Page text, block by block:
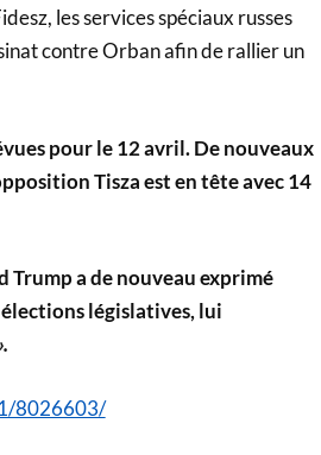
les services spéciaux russes
contre Orban afin de rallier un
pour le 12 avril. De nouveaux
Tisza est en tête avec 14
a de nouveau exprimé
législatives, lui
8026603/